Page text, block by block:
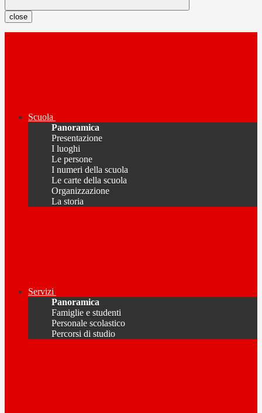
close
Scuola
Panoramica
Presentazione
I luoghi
Le persone
I numeri della scuola
Le carte della scuola
Organizzazione
La storia
Servizi
Panoramica
Famiglie e studenti
Personale scolastico
Percorsi di studio